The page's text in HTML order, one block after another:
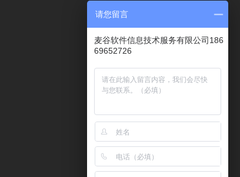
请您留言
麦谷软件信息技术服务有限公司186
69652726